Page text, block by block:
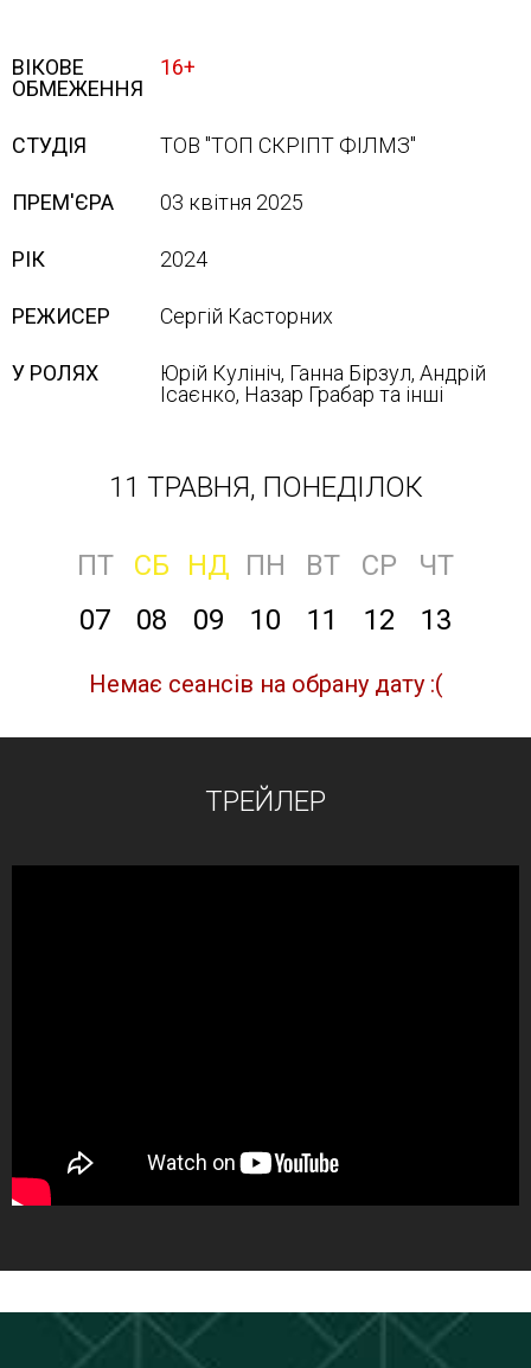
ВІКОВЕ
ОБМЕЖЕННЯ
16+
СТУДІЯ ТОВ "ТОП СКРІПТ ФІЛМЗ"
ПРЕМ'ЄРА 03 квітня 2025
РІК 2024
РЕЖИСЕР Сергій Касторних
У РОЛЯХ
Юрій Кулініч, Ганна Бірзул, Андрій
Ісаєнко, Назар Грабар та інші
11 ТРАВНЯ, ПОНЕДІЛОК
ПТ СБ НД ПН ВТ СР
ЧТ
07
08 09 10 11 12 13
Немає сеансів на обрану дату :(
ТРЕЙЛЕР